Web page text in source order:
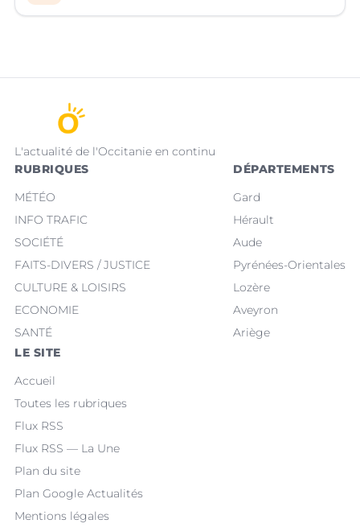
L'actualité de l'Occitanie en continu
RUBRIQUES
MÉTÉO
INFO TRAFIC
SOCIÉTÉ
FAITS-DIVERS / JUSTICE
CULTURE & LOISIRS
ECONOMIE
SANTÉ
DÉPARTEMENTS
Gard
Hérault
Aude
Pyrénées-Orientales
Lozère
Aveyron
Ariège
LE SITE
Accueil
Toutes les rubriques
Flux RSS
Flux RSS — La Une
Plan du site
Plan Google Actualités
Mentions légales